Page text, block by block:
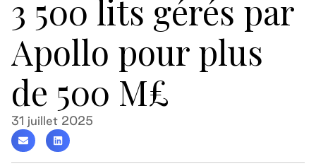
3 500 lits gérés par
Apollo pour plus
de 500 M£
31 juillet 2025